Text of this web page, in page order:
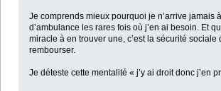
Je comprends mieux pourquoi je n’arrive jamais
d’ambulance les rares fois où j’en ai besoin. Et
miracle à en trouver une, c’est la sécurité sociale
rembourser.
Je déteste cette mentalité « j’y ai droit donc j’en